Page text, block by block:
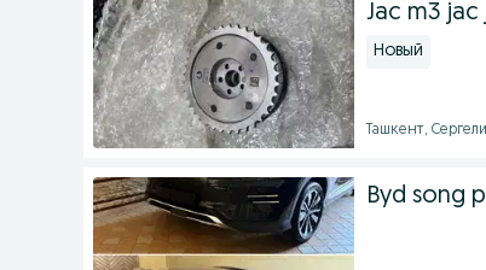
Jac m3 jac
Новый
Ташкент,
Byd song